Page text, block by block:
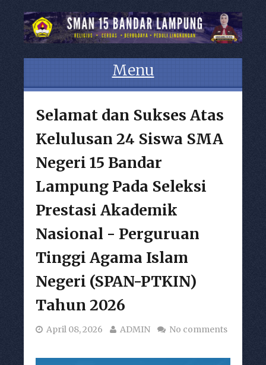
Menu
Selamat dan Sukses Atas
Kelulusan 24 Siswa SMA
Negeri 15 Bandar
Lampung Pada Seleksi
Prestasi Akademik
Nasional - Perguruan
Tinggi Agama Islam
Negeri (SPAN-PTKIN)
Tahun 2026
April 08, 2026 ADMIN No comments